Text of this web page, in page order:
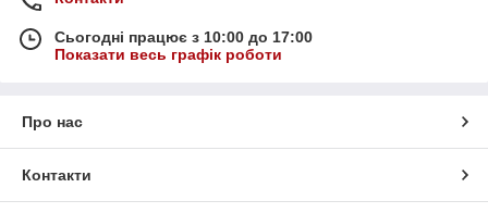
Сьогодні працює з 10:00 до 17:00
Показати весь графік роботи
Про нас
Контакти